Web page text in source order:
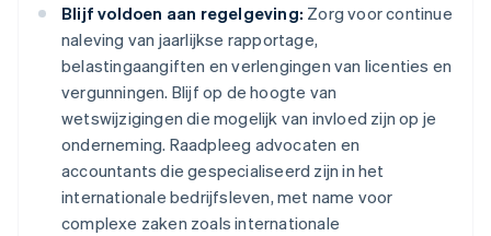
Blijf voldoen aan regelgeving: Zorg voor continue
naleving van jaarlijkse rapportage,
belastingaangiften en verlengingen van licenties en
vergunningen. Blijf op de hoogte van
wetswijzigingen die mogelijk van invloed zijn op je
onderneming. Raadpleeg advocaten en
accountants die gespecialiseerd zijn in het
internationale bedrijfsleven, met name voor
complexe zaken zoals internationale